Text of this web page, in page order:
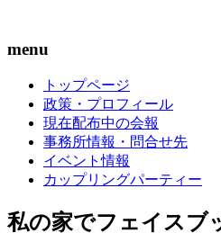
menu
トップページ
政策・プロフィール
現在配布中の会報
事務所情報・問合せ先
イベント情報
カップリングパーティー
私の家でフェイスブ